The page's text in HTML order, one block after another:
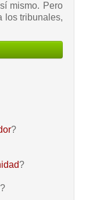
mismo. Pero
los tribunales,
?
?
?